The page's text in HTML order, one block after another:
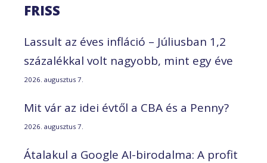
FRISS
Lassult az éves infláció – Júliusban 1,2
százalékkal volt nagyobb, mint egy éve
2026. augusztus 7.
Mit vár az idei évtől a CBA és a Penny?
2026. augusztus 7.
Átalakul a Google AI-birodalma: A profit